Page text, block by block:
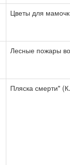
Цветы для
Лесные пожары
Пляска смерти"